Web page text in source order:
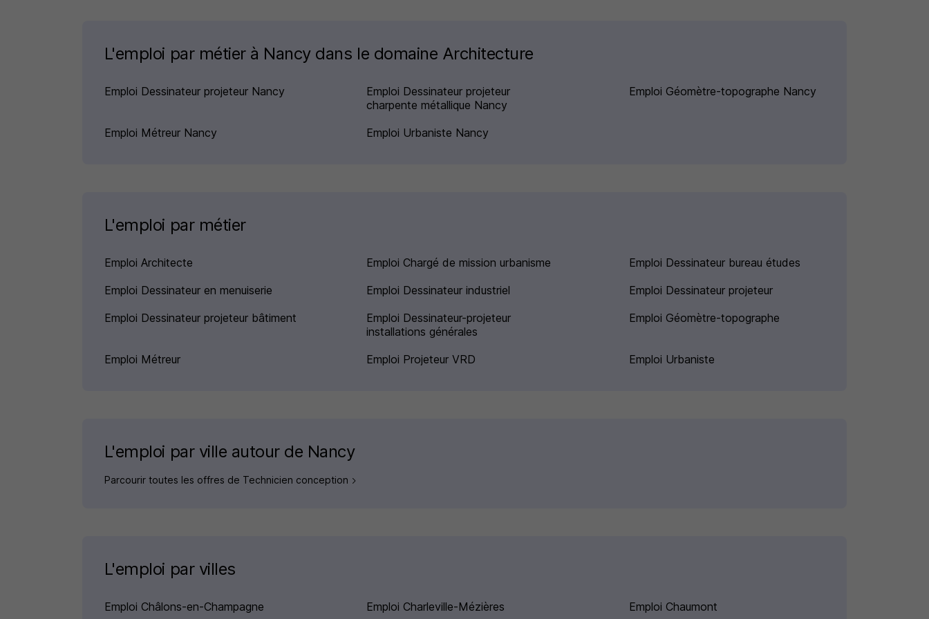
L'emploi par métier à Nancy dans le domaine Architecture
Emploi Dessinateur projeteur Nancy
Emploi Dessinateur projeteur
charpente métallique Nancy
Emploi Géomètre-topographe Nancy
Emploi Métreur Nancy Emploi Urbaniste Nancy
L'emploi par métier
Emploi Architecte Emploi Chargé de mission urbanisme
Emploi Dessinateur bureau études
Emploi Dessinateur en menuiserie
Emploi Dessinateur industriel
Emploi Dessinateur projeteur
Emploi Dessinateur projeteur bâtiment
Emploi Dessinateur-projeteur
installations générales
Emploi Géomètre-topographe
Emploi Métreur Emploi Projeteur VRD Emploi Urbaniste
L'emploi par ville autour de Nancy
Parcourir toutes les offres de Technicien conception
L'emploi par villes
Emploi Châlons-en-Champagne Emploi Charleville-Mézières Emploi Chaumont